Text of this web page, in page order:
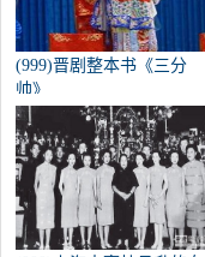
(999)晋剧整本书《三分
帅》